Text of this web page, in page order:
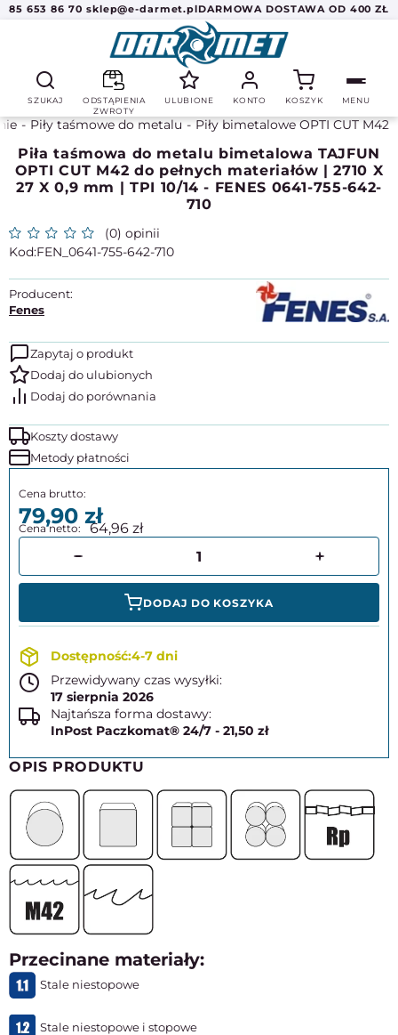
85 653 86 70 sklep@e-darmet.plDARMOWA DOSTAWA OD 400 ZŁ
SZUKAJ
ODSTĄPIENIA
ZWROTY
ULUBIONE KONTO KOSZYK MENU
Piły taśmowe do metalu Piły bimetalowe OPTI CUT M42
Piła taśmowa do metalu bimetalowa TAJFUN
OPTI CUT M42 do pełnych materiałów | 2710 X
27 X 0,9 mm | TPI 10/14 - FENES 0641-755-642-
710
(0) opinii
FEN_0641-755-642-710
Producent:
Fenes
Zapytaj o produkt
Koszty dostawy
Metody płatności
79,90 64,96
DODAJ DO KOSZYKA
4-7 dni
Przewidywany czas wysyłki:
17 sierpnia 2026
Najtańsza forma dostawy:
InPost Paczkomat® 24/7 - 21,50 zł
OPIS PRODUKTU
Przecinane materiały:
Stale niestopowe
Stale niestopowe i stopowe